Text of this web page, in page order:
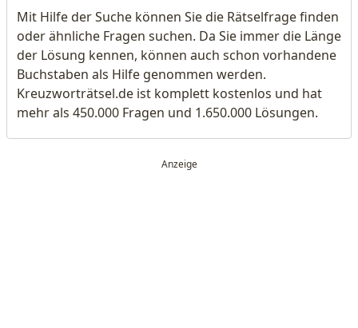
Mit Hilfe der Suche können Sie die Rätselfrage finden
oder ähnliche Fragen suchen. Da Sie immer die Länge
der Lösung kennen, können auch schon vorhandene
Buchstaben als Hilfe genommen werden.
Kreuzworträtsel.de ist komplett kostenlos und hat
mehr als 450.000 Fragen und 1.650.000 Lösungen.